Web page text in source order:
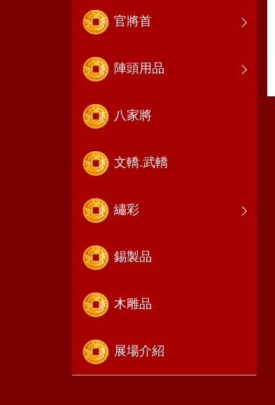
官將首
陣頭用品
八家將
文轎.武轎
繡彩
錫製品
木雕品
展場介紹